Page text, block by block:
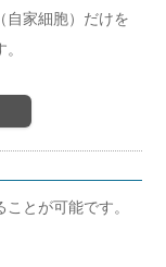
自家細胞）だけを
とが可能です。